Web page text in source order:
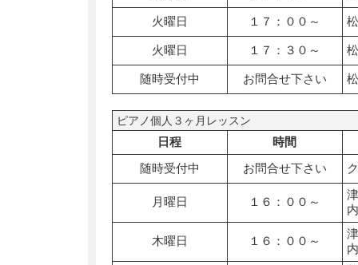
火曜日 １７：００～
火曜日 １７：３０～
随時受付中 お問合せ下さい
ピアノ個人３ヶ月レッスン
日程
時間
随時受付中
お問合せ下さい
月曜日 １６：００～
木曜日 １６：００～